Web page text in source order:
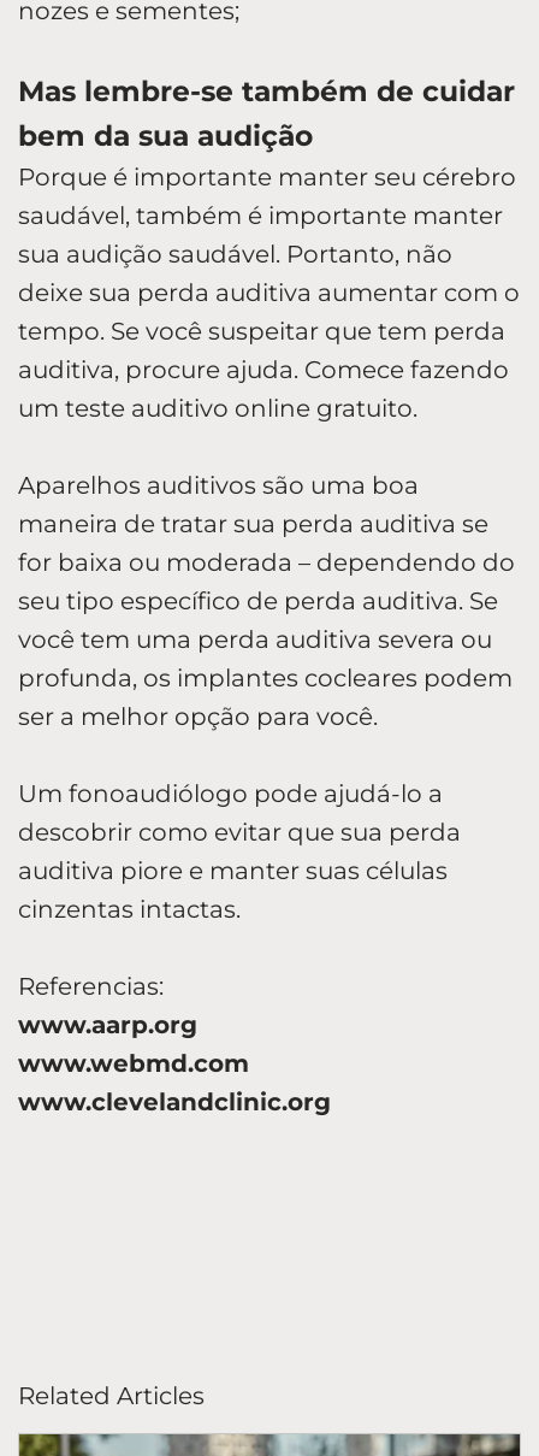
nozes e sementes;
Mas lembre-se também de cuidar
bem da sua audição
Porque é importante manter seu cérebro
saudável, também é importante manter
sua audição saudável. Portanto, não
deixe sua perda auditiva aumentar com o
tempo. Se você suspeitar que tem perda
auditiva, procure ajuda. Comece fazendo
um teste auditivo online gratuito.
Aparelhos auditivos são uma boa
maneira de tratar sua perda auditiva se
for baixa ou moderada – dependendo do
seu tipo específico de perda auditiva. Se
você tem uma perda auditiva severa ou
profunda, os implantes cocleares podem
ser a melhor opção para você.
Um fonoaudiólogo pode ajudá-lo a
descobrir como evitar que sua perda
auditiva piore e manter suas células
cinzentas intactas.
Referencias:
www.aarp.org
www.webmd.com
www.clevelandclinic.org
Related Articles